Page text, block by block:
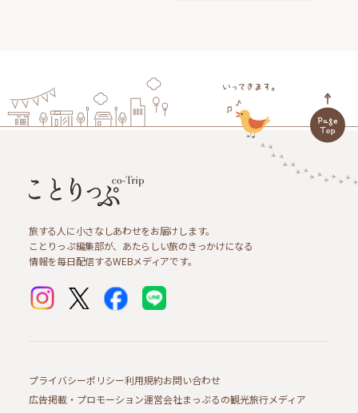
旅する人に小さなしあわせをお届けします。
ことりっぷ編集部が、あたらしい旅のきっかけになる
情報を毎日配信するWEBメディアです。
プライバシーポリシー利用規約お問い合わせ
広告掲載・プロモーション運営会社まっぷるの観光旅行メディア